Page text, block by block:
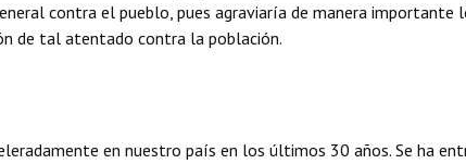
contra el pueblo, pues agraviaría de manera
de tal atentado contra la población.
en nuestro país en los últimos 30 años. Se ha